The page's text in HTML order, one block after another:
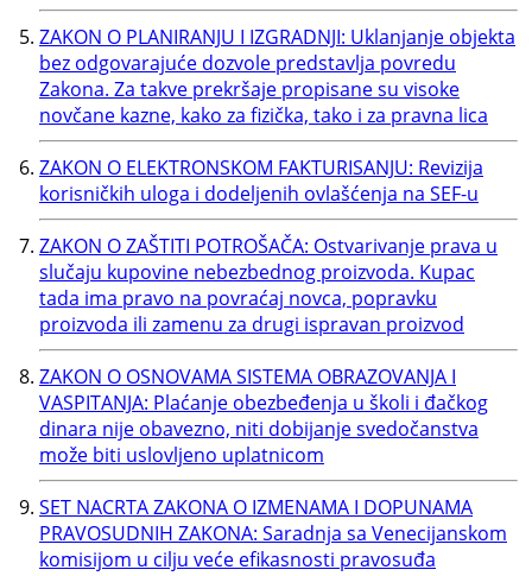
ZAKON O PLANIRANJU I IZGRADNJI: Uklanjanje objekta
bez odgovarajuće dozvole predstavlja povredu
Zakona. Za takve prekršaje propisane su visoke
novčane kazne, kako za fizička, tako i za pravna lica
ZAKON O ELEKTRONSKOM FAKTURISANJU: Revizija
korisničkih uloga i dodeljenih ovlašćenja na SEF-u
ZAKON O ZAŠTITI POTROŠAČA: Ostvarivanje prava u
slučaju kupovine nebezbednog proizvoda. Kupac
tada ima pravo na povraćaj novca, popravku
proizvoda ili zamenu za drugi ispravan proizvod
ZAKON O OSNOVAMA SISTEMA OBRAZOVANJA I
VASPITANJA: Plaćanje obezbeđenja u školi i đačkog
dinara nije obavezno, niti dobijanje svedočanstva
može biti uslovljeno uplatnicom
SET NACRTA ZAKONA O IZMENAMA I DOPUNAMA
PRAVOSUDNIH ZAKONA: Saradnja sa Venecijanskom
komisijom u cilju veće efikasnosti pravosuđa